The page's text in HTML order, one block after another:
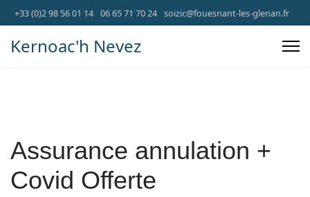
+33 (0)2 98 56 01 14 06 65 71 70 24 soizic@fouesnant-les-glenan.fr
Kernoac'h Nevez
Assurance annulation +
Covid Offerte